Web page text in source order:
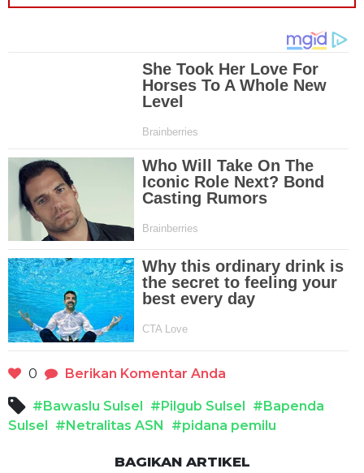
0 Berikan Komentar Anda
#Bawaslu Sulsel #Pilgub Sulsel #Bapenda
Sulsel #Netralitas ASN #pidana pemilu
BAGIKAN ARTIKEL